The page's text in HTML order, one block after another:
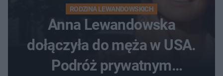
RODZINA LEWANDOWSKICH
Anna Lewandowska
dołączyła do męża w USA.
Podróż prywatnym